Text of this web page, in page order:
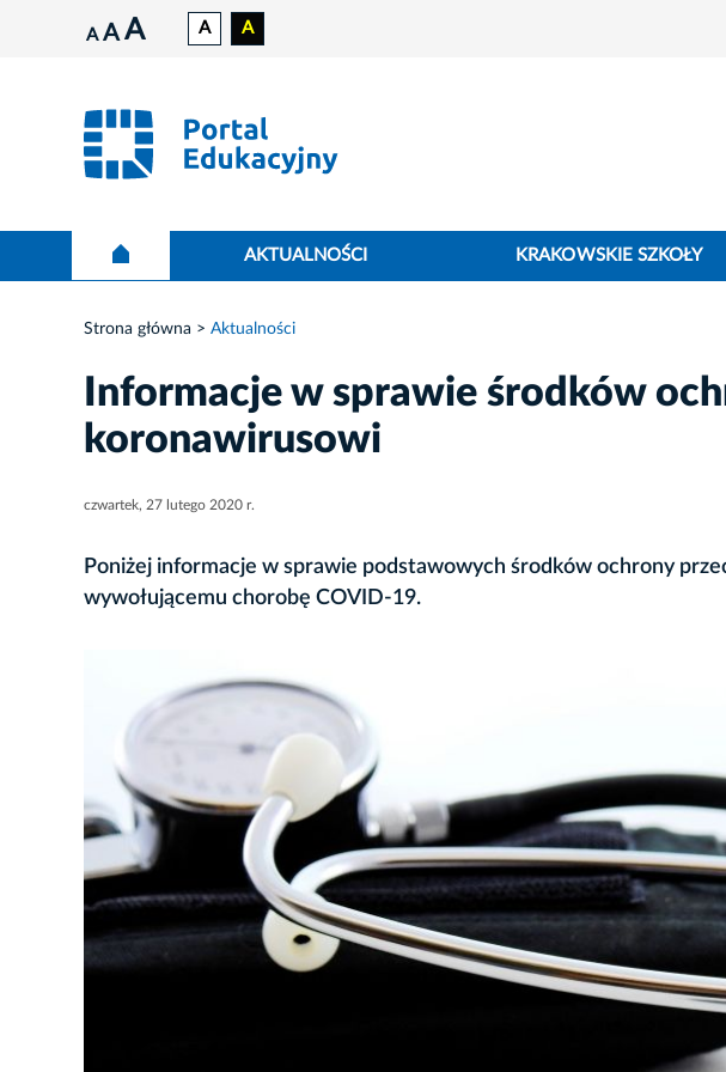
A A A A A
AKTUALNOŚCI KRAKOWSKIE SZKOŁY
Strona główna Aktualności
Informacje w sprawie środków
koronawirusowi
czwartek, 27 lutego 2020 r.
Poniżej informacje w sprawie podstawowych środków ochrony
wywołującemu chorobę COVID-19.